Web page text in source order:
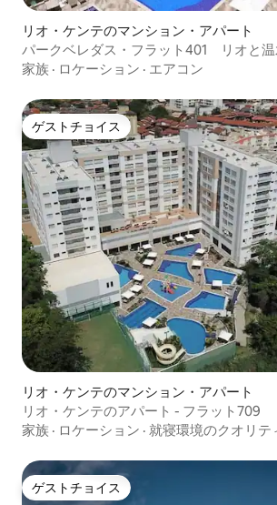
リオ・ケンテのマンション・アパート
パークベレダス・フラット401 リオと温
セス-2/4
家族 · ロケーション · エアコン
ゲストチョイス
ゲストチョイス
リオ・ケンテのマンション・アパート
リオ・ケンテのアパート - フラット709
家族 · ロケーション · 就寝環境のクオリテ
ゲストチョイス
ゲストチョイス